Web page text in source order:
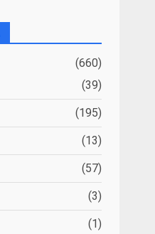
(660)
(39)
(195)
(13)
(57)
(3)
(1)